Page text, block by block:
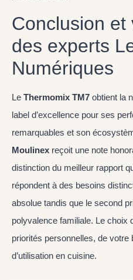
Conclusion et
des experts
Numériques
Le Thermomix TM7 obtient la
label d’excellence pour ses
remarquables et son
Moulinex reçoit une note
distinction du meilleur rapport
répondent à des besoins
absolue tandis que le second
polyvalence familiale. Le choix
priorités personnelles, de
d’utilisation en cuisine.